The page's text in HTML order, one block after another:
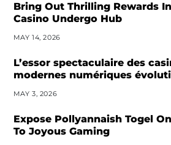
Bring Out Thrilling Rewards
Casino Undergo Hub
MAY 14, 2026
L’essor spectaculaire des
modernes numériques
MAY 3, 2026
Expose Pollyannaish Togel
To Joyous Gaming